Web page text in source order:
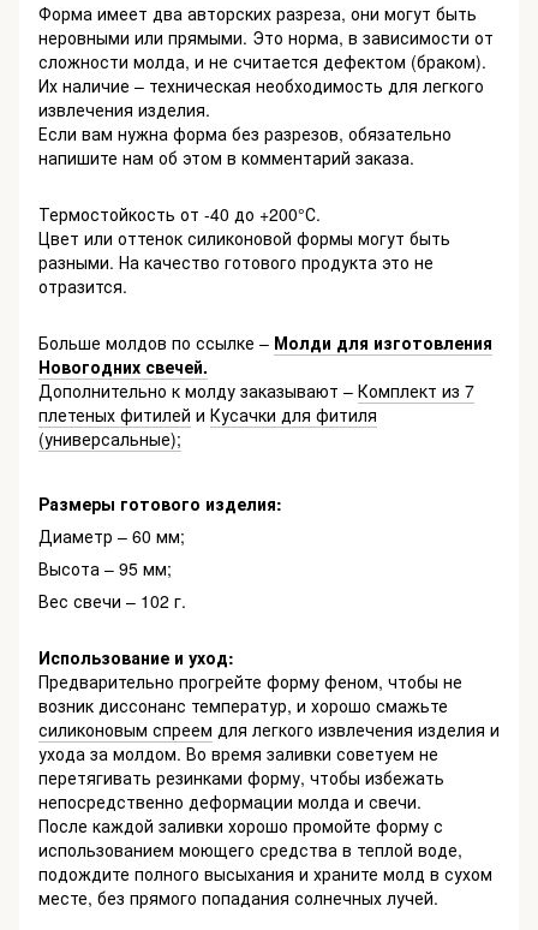
Форма имеет два авторских разреза, они могут быть
неровными или прямыми. Это норма, в зависимости от
сложности молда, и не считается дефектом (браком).
Их наличие – техническая необходимость для легкого
извлечения изделия.
Если вам нужна форма без разрезов, обязательно
напишите нам об этом в комментарий заказа.
Термостойкость от -40 до +200°С.
Цвет или оттенок силиконовой формы могут быть
разными. На качество готового продукта это не
отразится.
Больше молдов по ссылке – Молди для изготовления
Новогодних свечей.
Дополнительно к молду заказывают – Комплект из 7
плетеных фитилей и Кусачки для фитиля
(универсальные);
Размеры готового изделия:
Диаметр – 60 мм;
Высота – 95 мм;
Вес свечи – 102 г.
Использование и уход:
Предварительно прогрейте форму феном, чтобы не
возник диссонанс температур, и хорошо смажьте
силиконовым спреем для легкого извлечения изделия и
ухода за молдом. Во время заливки советуем не
перетягивать резинками форму, чтобы избежать
непосредственно деформации молда и свечи.
После каждой заливки хорошо промойте форму с
использованием моющего средства в теплой воде,
подождите полного высыхания и храните молд в сухом
месте, без прямого попадания солнечных лучей.